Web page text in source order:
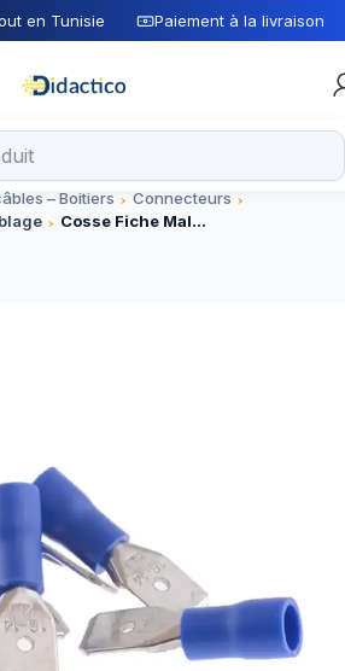
en Tunisie Paiement à la livraison
– Boitiers
Connecteurs
Cosse Fiche Male Bleu MDD2-250 Connecteur Électrique